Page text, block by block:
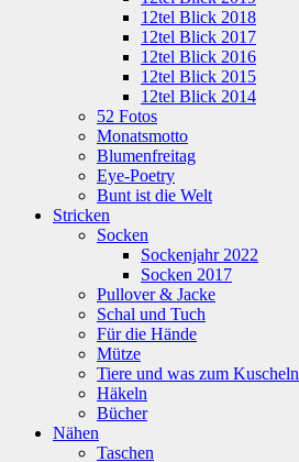
12tel Blick 2018
12tel Blick 2017
12tel Blick 2016
12tel Blick 2015
12tel Blick 2014
52 Fotos
Monatsmotto
Blumenfreitag
Eye-Poetry
Bunt ist die Welt
Stricken
Socken
Sockenjahr 2022
Socken 2017
Pullover & Jacke
Schal und Tuch
Für die Hände
Mütze
Tiere und was zum Kuscheln
Häkeln
Bücher
Nähen
Taschen